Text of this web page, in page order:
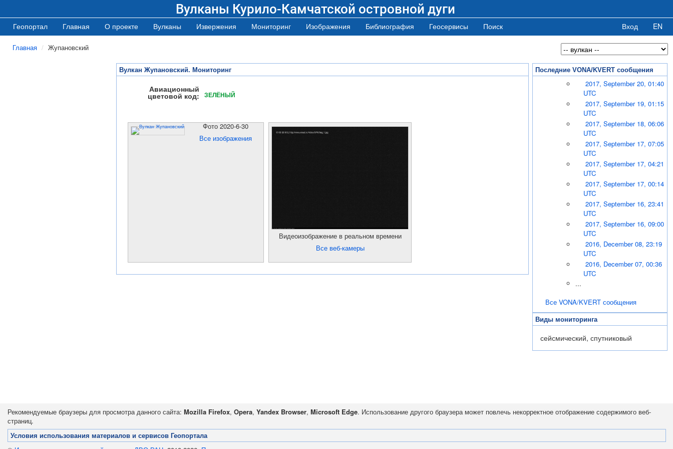
Вулканы Курило-Камчатской островной дуги
Геопортал Главная О проекте Вулканы Извержения Мониторинг Изображения Библиография Геосервисы Поиск Вход EN
Главная Жупановский
Вулкан Жупановский. Мониторинг
Авиационный
цветовой код: ЗЕЛЁНЫЙ
Фото 2020-6-30
Все изображения
Видеоизображение в реальном времени
Все веб-камеры
Последние VONA/KVERT сообщения
2017, September 20, 01:40
UTC
2017, September 19, 01:15
UTC
2017, September 18, 06:06
UTC
2017, September 17, 07:05
UTC
2017, September 17, 04:21
UTC
2017, September 17, 00:14
UTC
2017, September 16, 23:41
UTC
2017, September 16, 09:00
UTC
2016, December 08, 23:19
UTC
2016, December 07, 00:36
UTC
...
Все VONA/KVERT сообщения
Виды мониторинга
сейсмический, спутниковый
Рекомендуемые браузеры для просмотра данного сайта: Mozilla Firefox, Opera, Yandex Browser, Microsoft Edge. Использование другого браузера может повлечь некорректное отображение содержимого веб-
страниц.
Условия использования материалов и сервисов Геопортала